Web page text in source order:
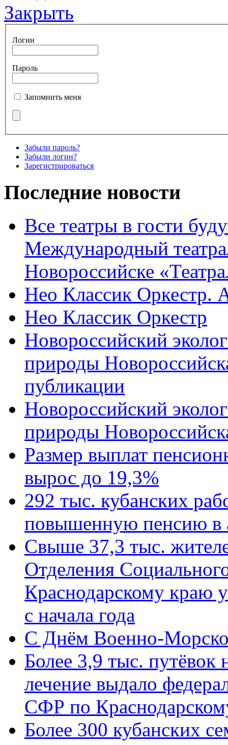
Закрыть
Логин
Пароль
Запомнить меня
Забыли пароль?
Забыли логин?
Зарегистрироваться
Последние новости
Все театры в гости
Международный
Новороссийске
Нео Классик Оркестр.
Нео Классик Оркестр
Новороссийский
природы
публикации
Новороссийский
природы
Размер выплат
вырос до 19,3%
292 тыс. кубанских
повышенную пенсию в
Свыше 37,3 тыс.
Отделения
Краснодарскому краю
с начала года
C Днём Военно-
Более 3,9 тыс. путёвок
лечение выдало
СФР по
Более 300 кубанских